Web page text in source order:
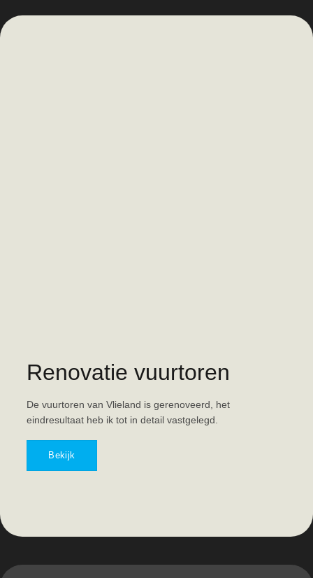
Renovatie vuurtoren
De vuurtoren van Vlieland is gerenoveerd, het
eindresultaat heb ik tot in detail vastgelegd.
Bekijk